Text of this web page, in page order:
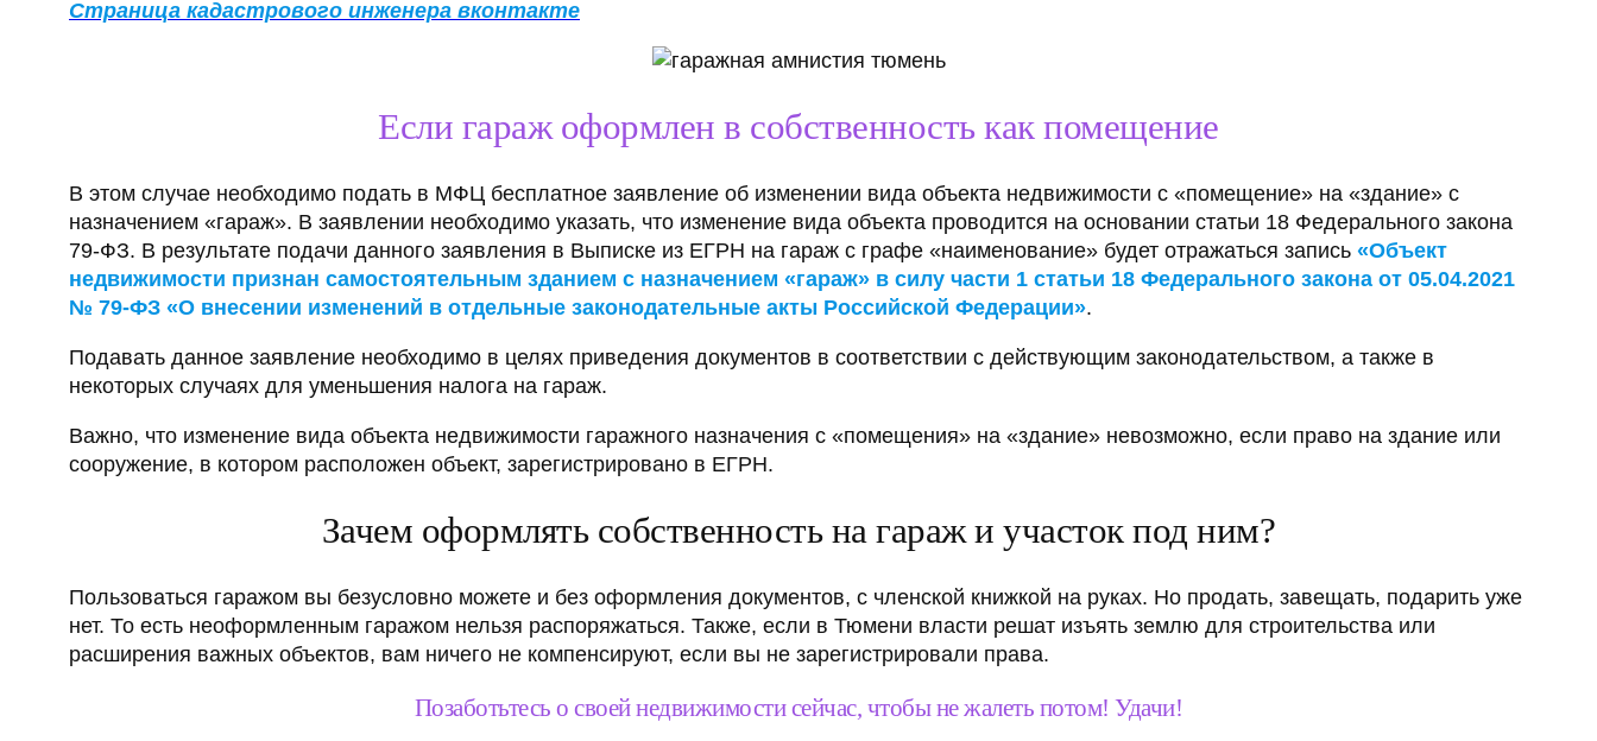
Страница кадастрового инженера вконтакте
Если гараж оформлен в собственность как помещение
В этом случае необходимо подать в МФЦ бесплатное заявление об изменении вида объекта недвижимости с «помещение» на «здание» с
назначением «гараж». В заявлении необходимо указать, что изменение вида объекта проводится на основании статьи 18 Федерального закона
79-ФЗ. В результате подачи данного заявления в Выписке из ЕГРН на гараж с графе «наименование» будет отражаться запись «Объект
недвижимости признан самостоятельным зданием с назначением «гараж» в силу части 1 статьи 18 Федерального закона от 05.04.2021
№ 79-ФЗ «О внесении изменений в отдельные законодательные акты Российской Федерации».
Подавать данное заявление необходимо в целях приведения документов в соответствии с действующим законодательством, а также в
некоторых случаях для уменьшения налога на гараж.
Важно, что изменение вида объекта недвижимости гаражного назначения с «помещения» на «здание» невозможно, если право на здание или
сооружение, в котором расположен объект, зарегистрировано в ЕГРН.
Зачем оформлять собственность на гараж и участок под ним?
Пользоваться гаражом вы безусловно можете и без оформления документов, с членской книжкой на руках. Но продать, завещать, подарить уже
нет. То есть неоформленным гаражом нельзя распоряжаться. Также, если в Тюмени власти решат изъять землю для строительства или
расширения важных объектов, вам ничего не компенсируют, если вы не зарегистрировали права.
Позаботьтесь о своей недвижимости сейчас, чтобы не жалеть потом! Удачи!